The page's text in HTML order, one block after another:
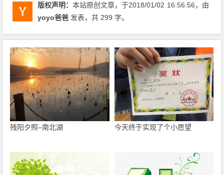
版权声明：本站原创文章，于2018/01/02 16:56:56，由
yoyo爸爸 发表，共 299 字。
残阳夕照–南北湖 今天终于实现了个小愿望